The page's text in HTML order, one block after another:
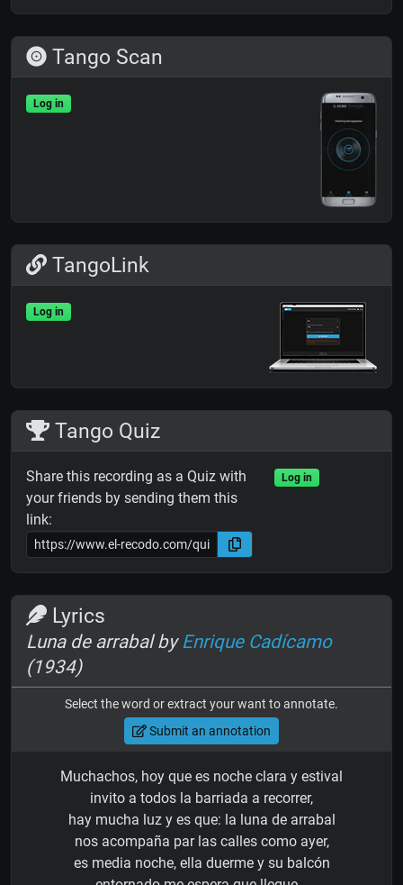
Tango Scan
Log in
TangoLink
Log in
Tango Quiz
Share this recording as a Quiz with
your friends by sending them this
link:
Log in
Lyrics
Luna de arrabal byEnrique Cadícamo
(1934)
Select the word or extract your want to annotate.
Submit an annotation
Muchachos, hoy que es noche clara y estival
invito a todos la barriada a recorrer,
hay mucha luz y es que: la luna de arrabal
nos acompaña par las calles como ayer,
es media noche, ella duerme y su balcón